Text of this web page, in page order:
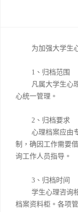
为加强大学生
1 、归档范围
凡属大学生心
心统一管理。
2 、归档要求
心理档案应由
制，确因工作需要
询工作人员指导。
3 、归档时间
学生心理咨询
档案资料柜。各项